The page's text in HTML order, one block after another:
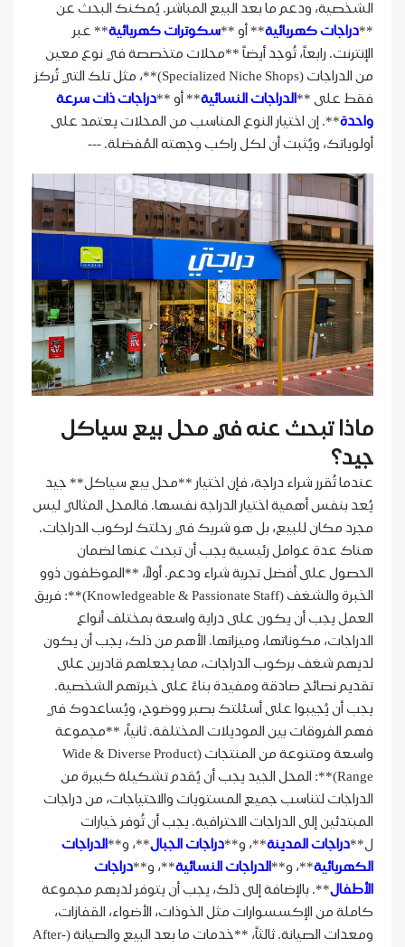
الشخصية، ودعم ما بعد البيع المباشر. يُمكنك البحث عن
**دراجات كهربائية** أو **سكوترات كهربائية** عبر
الإنترنت. رابعاً، تُوجد أيضاً **محلات متخصصة في نوع معين
من الدراجات (Specialized Niche Shops)**، مثل تلك التي تُركز
فقط على **الدراجات النسائية** أو **دراجات ذات سرعة
واحدة**. إن اختيار النوع المناسب من المحلات يعتمد على
أولوياتك، ويُثبت أن لكل راكب وجهته المُفضلة. ---
ماذا تبحث عنه في محل بيع سياكل
جيد؟
عندما تُقرر شراء دراجة، فإن اختيار **محل بيع سياكل** جيد
يُعد بنفس أهمية اختيار الدراجة نفسها. فالمحل المثالي ليس
مجرد مكان للبيع، بل هو شريك في رحلتك لركوب الدراجات.
هناك عدة عوامل رئيسية يجب أن تبحث عنها لضمان
الحصول على أفضل تجربة شراء ودعم. أولاً، **الموظفون ذوو
الخبرة والشغف (Knowledgeable & Passionate Staff)**: فريق
العمل يجب أن يكون على دراية واسعة بمختلف أنواع
الدراجات، مكوناتها، وميزاتها. الأهم من ذلك، يجب أن يكون
لديهم شغف بركوب الدراجات، مما يجعلهم قادرين على
تقديم نصائح صادقة ومفيدة بناءً على خبرتهم الشخصية.
يجب أن يُجيبوا على أسئلتك بصبر ووضوح، ويُساعدوك في
فهم الفروقات بين الموديلات المختلفة. ثانياً، **مجموعة
واسعة ومتنوعة من المنتجات (Wide & Diverse Product
Range)**: المحل الجيد يجب أن يُقدم تشكيلة كبيرة من
الدراجات لتناسب جميع المستويات والاحتياجات، من دراجات
المبتدئين إلى الدراجات الاحترافية. يجب أن تُوفر خيارات
ل**دراجات المدينة**، و**دراجات الجبال**، و** الدراجات
الكهربائية**، و** الدراجات النسائية**، و**دراجات
الأطفال**. بالإضافة إلى ذلك، يجب أن يتوفر لديهم مجموعة
كاملة من الإكسسوارات مثل الخوذات، الأضواء، القفازات،
ومعدات الصيانة. ثالثاً، **خدمات ما بعد البيع والصيانة (After-